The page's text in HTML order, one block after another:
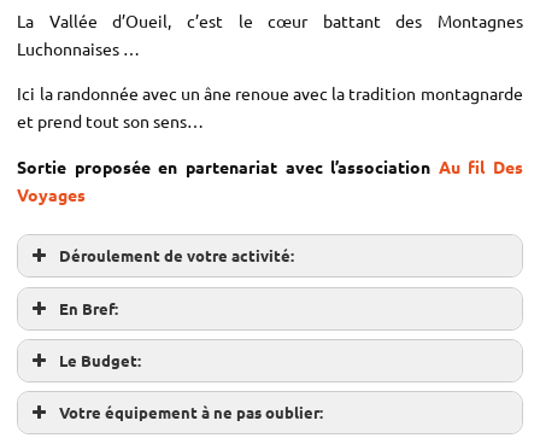
La Vallée d’Oueil, c’est le cœur battant des Montagnes
Luchonnaises …
Ici la randonnée avec un âne renoue avec la tradition montagnarde
et prend tout son sens…
Sortie proposée en partenariat avec l’association Au fil Des
Voyages
Déroulement de votre activité:
En Bref:
Le Budget:
Votre équipement à ne pas oublier: